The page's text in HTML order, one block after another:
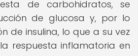
de carbohidratos, se
de glucosa y, por lo
de insulina, lo que a su vez
respuesta inflamatoria en